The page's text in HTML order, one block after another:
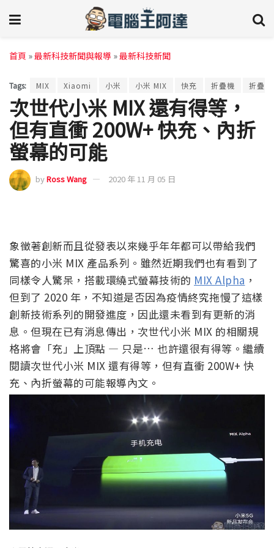
首頁 »最新科技新聞與報導 »最新科技新聞
Tags: MIX Xiaomi 小米 小米 MIX 快充 折疊機 折疊
次世代小米 MIX 還有得等，
但有直衝 200W+ 快充、內折
螢幕的可能
byRoss Wang 2020 年 11 月 05 日
象徵著創新而且從發表以來幾乎年年都可以帶給我們
驚喜的小米 MIX 產品系列。雖然近期我們也有看到了
同樣令人驚呆，搭載環繞式螢幕技術的 MIX Alpha ，
但到了 2020 年，不知道是否因為疫情終究拖慢了這樣
創新技術系列的開發進度，因此還未看到有更新的消
息。但現在已有消息傳出，次世代小米 MIX 的相關規
格將會「充」上頂點 — 只是… 也許還很有得等。繼續
閱讀次世代小米 MIX 還有得等，但有直衝 200W+ 快
充、內折螢幕的可能報導內文。